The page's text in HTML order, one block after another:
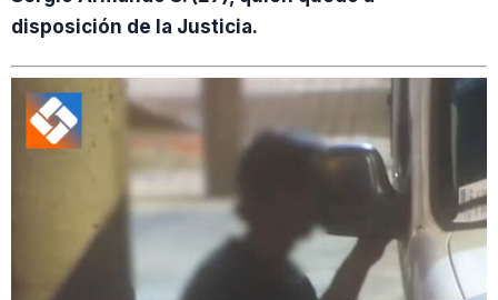
disposición de la Justicia.